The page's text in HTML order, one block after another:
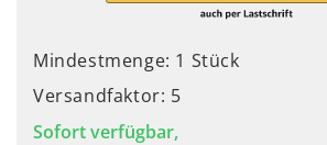
Mindestmenge: 1 Stück
Versandfaktor: 5
Sofort verfügbar,